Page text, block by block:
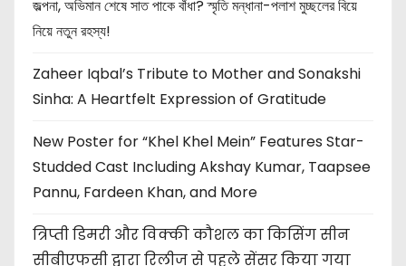
জল্পনা, অভিমান শেষে সাত পাকে বাঁধা? স্মৃতি মন্ধানা-পলাশ মুচ্ছলের বিয়ে
নিয়ে নতুন রহস্য!
Zaheer Iqbal’s Tribute to Mother and Sonakshi
Sinha: A Heartfelt Expression of Gratitude
New Poster for “Khel Khel Mein” Features Star-
Studded Cast Including Akshay Kumar, Taapsee
Pannu, Fardeen Khan, and More
त्रिप्ती डिमरी और विक्की कौशल का किसिंग सीन
सीबीएफसी द्वारा रिलीज से पहले सेंसर किया गया